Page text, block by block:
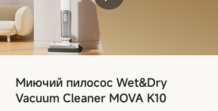
Миючий пилосос Wet&Dry
Vacuum Cleaner MOVA K10